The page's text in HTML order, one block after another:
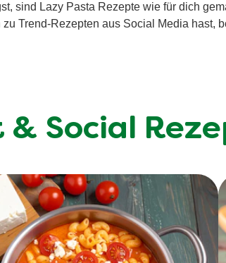
sind Lazy Pasta Rezepte wie für dich
Trend-Rezepten aus Social Media hast,
& Social